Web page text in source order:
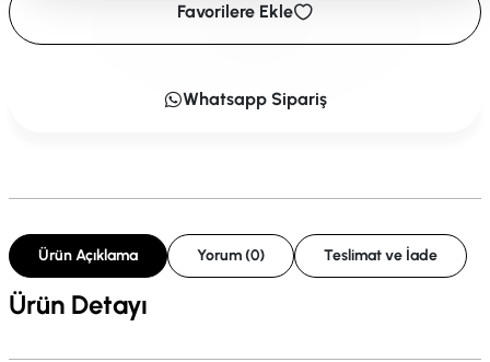
Favorilere Ekle
Whatsapp Sipariş
Ürün Açıklama Yorum (0) Teslimat ve İade
Ürün Detayı